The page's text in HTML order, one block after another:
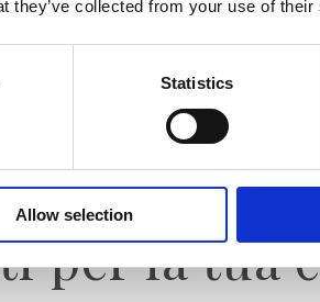
they’ve collected from your use of
Statistics
Allow selection
uno o più consigli sul tema, ecco
da letto rilassante e chic.
per la tua